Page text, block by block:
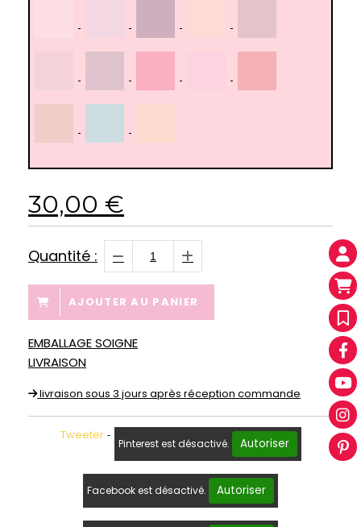
30,00 €
Quantité :
AJOUTER AU PANIER
EMBALLAGE SOIGNE
LIVRAISON
livraison sous 3 jours après réception commande
Tweeter
Pinterest est désactivé. Autoriser
Facebook est désactivé. Autoriser